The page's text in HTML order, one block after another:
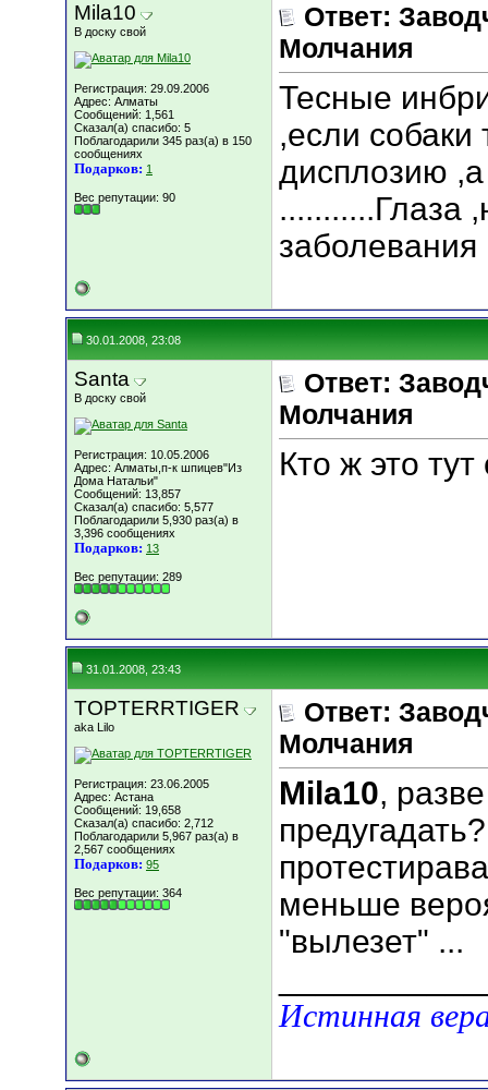
Mila10
В доску свой
Регистрация: 29.09.2006
Адрес: Алматы
Сообщений: 1,561
Сказал(а) спасибо: 5
Поблагодарили 345 раз(а) в 150
сообщениях
Подарков: 1
Вес репутации: 90
Ответ:
Молчания
Тесные
,если собаки
дисплозию
...........Глаза
заболевания
30.01.2008, 23:08
Santa
В доску свой
Регистрация: 10.05.2006
Адрес: Алматы,п-к шпицев"Из
Дома Натальи"
Сообщений: 13,857
Сказал(а) спасибо: 5,577
Поблагодарили 5,930 раз(а) в
3,396 сообщениях
Подарков: 13
Вес репутации: 289
Ответ:
Молчания
Кто ж это тут
31.01.2008, 23:43
TOPTERRTIGER
aka Lilo
Регистрация: 23.06.2005
Адрес: Астана
Сообщений: 19,658
Сказал(а) спасибо: 2,712
Поблагодарили 5,967 раз(а) в
2,567 сообщениях
Подарков: 95
Вес репутации: 364
Ответ:
Молчания
Mila10,
меньше
"вылезет" ...
Истинная